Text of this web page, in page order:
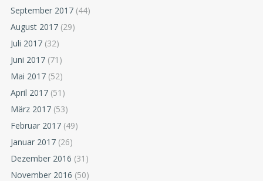
September 2017 (44)
August 2017 (29)
Juli 2017 (32)
Juni 2017 (71)
Mai 2017 (52)
April 2017 (51)
März 2017 (53)
Februar 2017 (49)
Januar 2017 (26)
Dezember 2016 (31)
November 2016 (50)